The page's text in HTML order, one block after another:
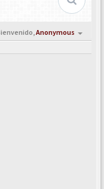
Anonymous